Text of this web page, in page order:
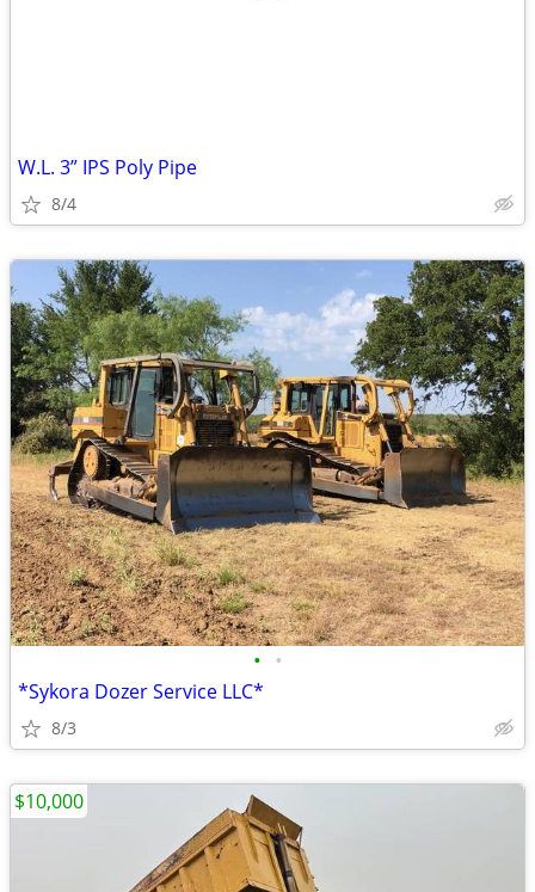
W.L. 3” IPS Poly Pipe
8/4
• •
*Sykora Dozer Service LLC*
8/3
$10,000